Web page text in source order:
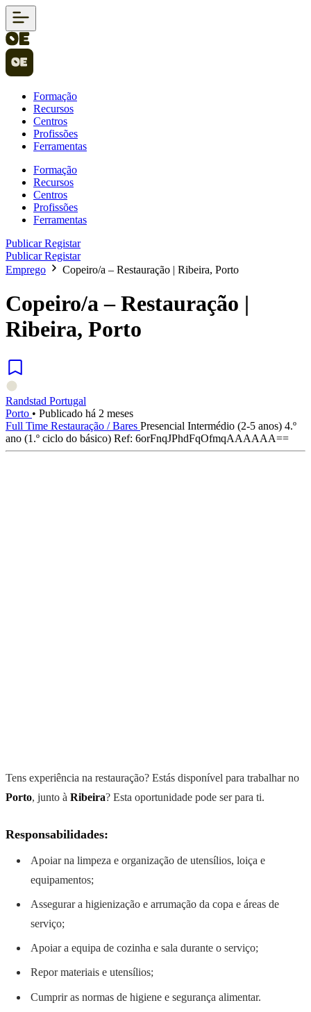
Formação
Recursos
Centros
Profissões
Ferramentas
Formação
Recursos
Centros
Profissões
Ferramentas
PublicarRegistar
PublicarRegistar
Emprego
Copeiro/a – Restauração | Ribeira, Porto
Copeiro/a – Restauração |
Ribeira, Porto
Randstad Portugal
Porto • Publicado há 2 meses
Full Time Restauração / Bares Presencial Intermédio (2-5 anos) 4.º
ano (1.º ciclo do básico) Ref: 6orFnqJPhdFqOfmqAAAAAA==
Tens experiência na restauração? Estás disponível para trabalhar no
Porto, junto à Ribeira? Esta oportunidade pode ser para ti.
Responsabilidades:
Apoiar na limpeza e organização de utensílios, loiça e
equipamentos;
Assegurar a higienização e arrumação da copa e áreas de
serviço;
Apoiar a equipa de cozinha e sala durante o serviço;
Repor materiais e utensílios;
Cumprir as normas de higiene e segurança alimentar.